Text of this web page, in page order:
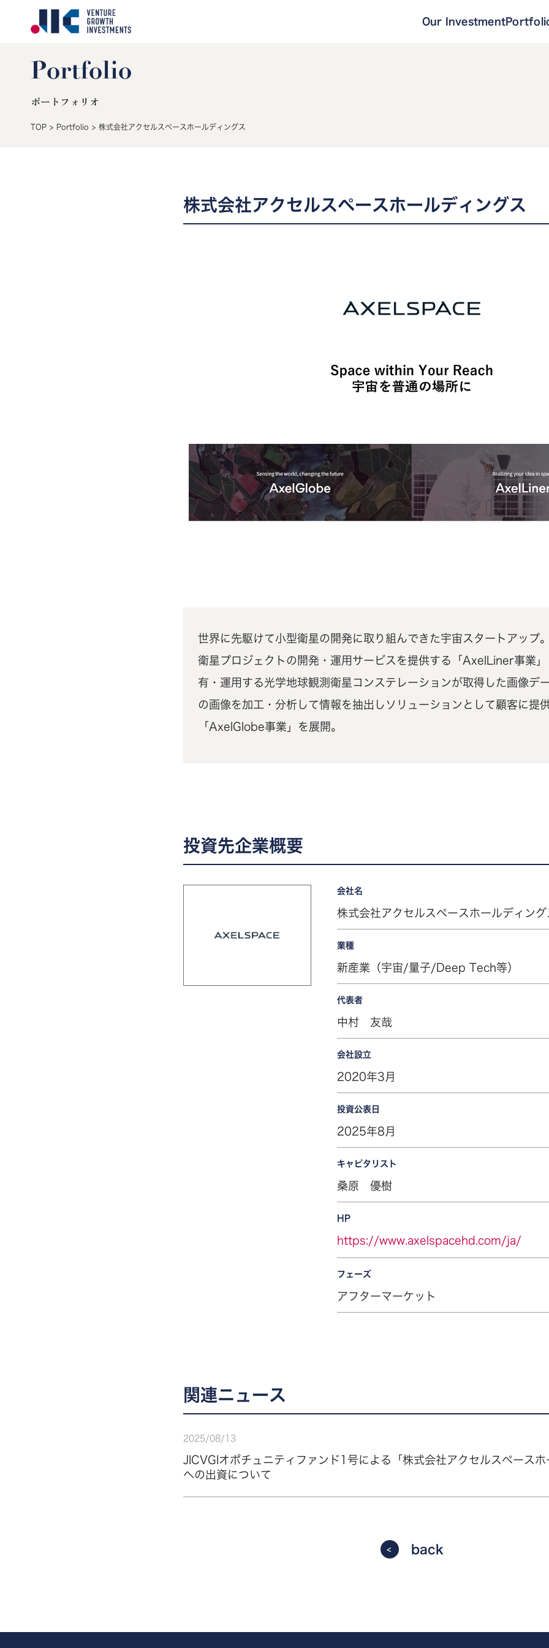
Our Investment
Portfolio
ポートフォリオ
TOP > Portfolio > 株式会社アクセルスペースホールディングス
株式会社アクセルスペースホールディングス
世界に先駆けて小型衛星の開発に取り組んできた宇宙スタートアップ
衛星プロジェクトの開発・運用サービスを提供する「AxelLiner事業
有・運用する光学地球観測衛星コンステレーションが取得した画像デ
の画像を加工・分析して情報を抽出しソリューションとして顧客に提
「AxelGlobe事業」を展開。
投資先企業概要
会社名
株式会社アクセルスペースホールディング
業種
新産業（宇宙/量子/Deep Tech等）
代表者
中村 友哉
会社設立
2020年3月
投資公表日
2025年8月
キャピタリスト
桑原 優樹
HP
https://www.axelspacehd.com/ja/
フェーズ
アフターマーケット
関連ニュース
2025 /08/ 13
JICVGIオポチュニティファンド1号による「株式会社アクセルスペース
への出資について
back